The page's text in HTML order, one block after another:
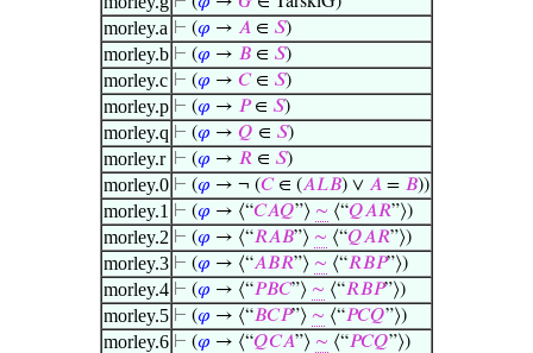
morley.a ⊢ (𝜑 → 𝐴 ∈ 𝑆)
morley.b ⊢ (𝜑 → 𝐵 ∈ 𝑆)
morley.c ⊢ (𝜑 → 𝐶∈ 𝑆)
morley.p ⊢ (𝜑 → 𝑃∈ 𝑆)
morley.q ⊢ (𝜑 → 𝑄 ∈ 𝑆)
morley.r ⊢ (𝜑 → 𝑅 ∈ 𝑆)
morley.0 ⊢ (𝜑 → ¬ (𝐶∈ (𝐴𝐿𝐵) ∨ 𝐴 = 𝐵))
morley.1 ⊢ (𝜑 → ⟨“𝐶𝐴𝑄”⟩ ∼ ⟨“𝑄𝐴𝑅”⟩)
morley.2 ⊢ (𝜑 → ⟨“𝑅𝐴𝐵”⟩ ∼ ⟨“𝑄𝐴𝑅”⟩)
morley.3 ⊢ (𝜑 → ⟨“𝐴𝐵𝑅”⟩ ∼ ⟨“𝑅𝐵𝑃”⟩)
morley.4 ⊢ (𝜑 → ⟨“𝑃𝐵𝐶”⟩ ∼ ⟨“𝑅𝐵𝑃”⟩)
morley.5 ⊢ (𝜑 → ⟨“𝐵𝐶𝑃”⟩ ∼ ⟨“𝑃𝐶𝑄”⟩)
morley.6 ⊢ (𝜑 → ⟨“𝑄𝐶𝐴”⟩ ∼ ⟨“𝑃𝐶𝑄”⟩)